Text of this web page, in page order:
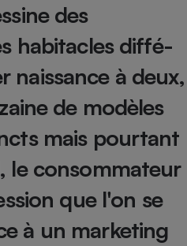
des
habitacles diffé-
naissance à deux,
de modèles
mais pourtant
le consommateur
que l'on se
à un marketing
Climatiseur -
Ventilateur
Antivirus
Climatiseur -
Ventilateur